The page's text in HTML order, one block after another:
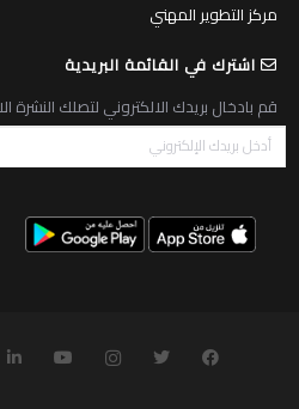
مركز التطوير المهني
اشترك في القائمة البريدية
قم بادخال بريدك الالكتروني لتصلك النشرة